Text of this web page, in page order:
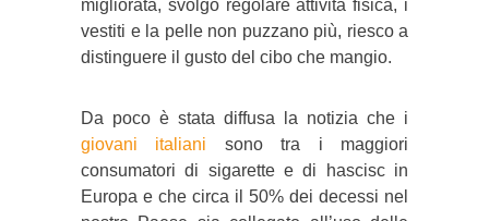
migliorata, svolgo regolare attività fisica, i
vestiti e la pelle non puzzano più, riesco a
distinguere il gusto del cibo che mangio.
Da poco è stata diffusa la notizia che i
giovani italiani sono tra i maggiori
consumatori di sigarette e di hascisc in
Europa e che circa il 50% dei decessi nel